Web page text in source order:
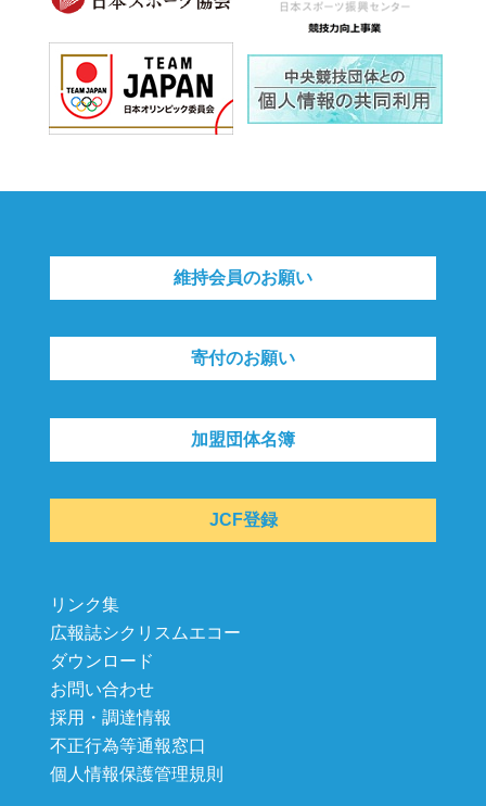
維持会員のお願い
寄付のお願い
加盟団体名簿
JCF登録
リンク集
広報誌シクリスムエコー
ダウンロード
お問い合わせ
採用・調達情報
不正行為等通報窓口
個人情報保護管理規則